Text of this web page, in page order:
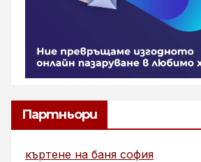
Партньори
къртене на баня софия